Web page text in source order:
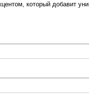
который добавит